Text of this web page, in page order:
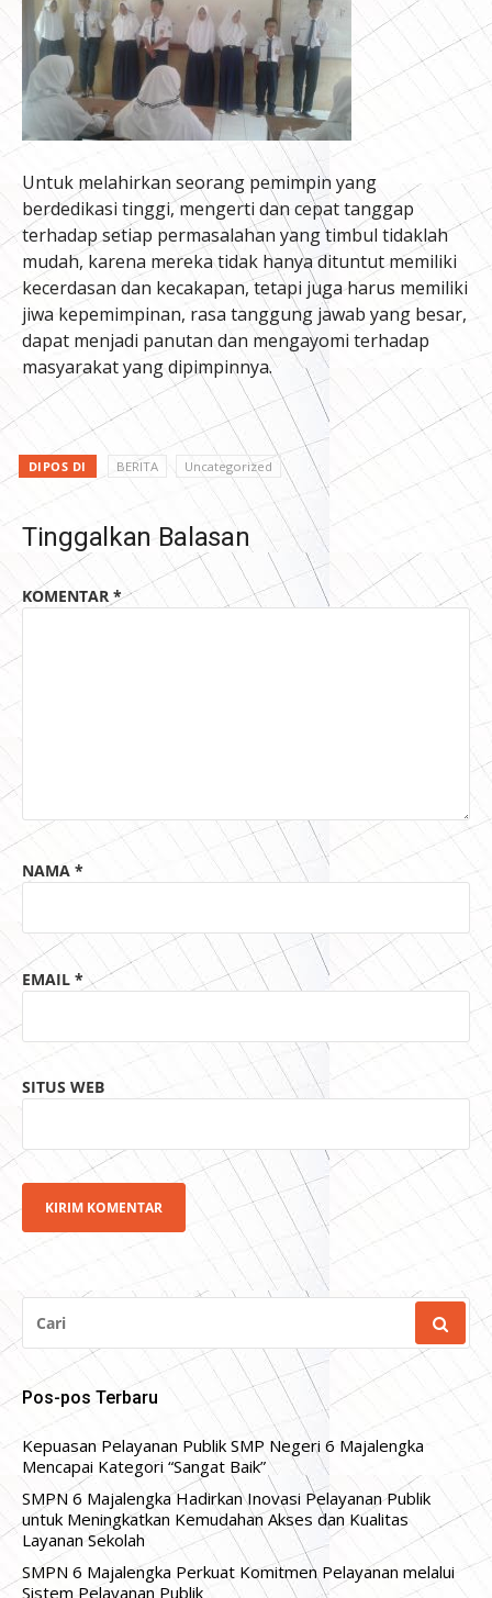
Untuk melahirkan seorang pemimpin yang
berdedikasi tinggi, mengerti dan cepat tanggap
terhadap setiap permasalahan yang timbul tidaklah
mudah, karena mereka tidak hanya dituntut memiliki
kecerdasan dan kecakapan, tetapi juga harus memiliki
jiwa kepemimpinan, rasa tanggung jawab yang besar,
dapat menjadi panutan dan mengayomi terhadap
masyarakat yang dipimpinnya.
DIPOS DI BERITA Uncategorized
Tinggalkan Balasan
KOMENTAR*
NAMA *
EMAIL *
SITUS WEB
UNTUK:
Pos-pos Terbaru
Kepuasan Pelayanan Publik SMP Negeri 6 Majalengka
Mencapai Kategori “Sangat Baik”
SMPN 6 Majalengka Hadirkan Inovasi Pelayanan Publik
untuk Meningkatkan Kemudahan Akses dan Kualitas
Layanan Sekolah
SMPN 6 Majalengka Perkuat Komitmen Pelayanan melalui
Sistem Pelayanan Publik